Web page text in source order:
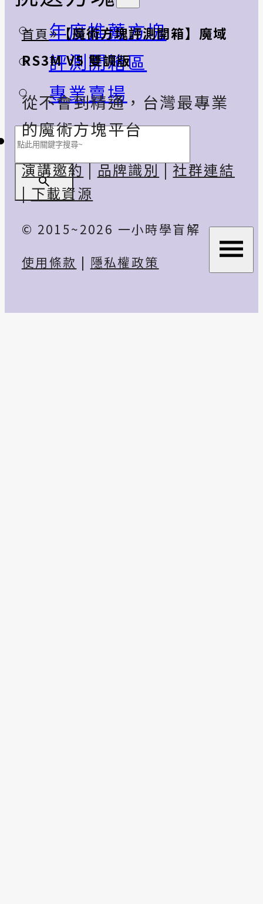
年度推薦方塊
評測開箱區
專業賣場
搜
尋
首頁»【魔術方塊評測開箱】魔域
RS3M V5 雙調版
從不會到精通，台灣最專業
的魔術方塊平台
演講邀約|品牌識別|社群連結
| 下載資源
© 2015~2026 一小時學盲解
使用條款 | 隱私權政策